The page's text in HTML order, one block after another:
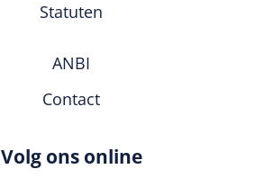
Statuten
ANBI
Contact
Volg ons online